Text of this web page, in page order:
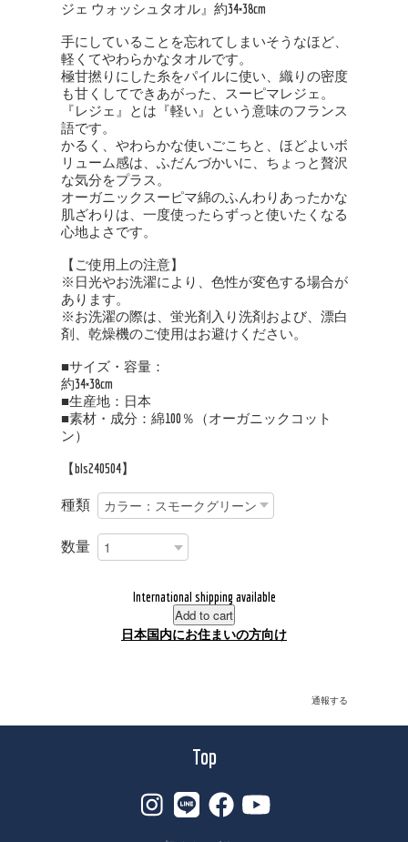
ジェ ウォッシュタオル』約34×38cm
手にしていることを忘れてしまいそうなほど、
軽くてやわらかなタオルです。
極甘撚りにした糸をパイルに使い、織りの密度
も甘くしてできあがった、スーピマレジェ。
『レジェ』とは『軽い』という意味のフランス
語です。
かるく、やわらかな使いごこちと、ほどよいボ
リューム感は、ふだんづかいに、ちょっと贅沢
な気分をプラス。
オーガニックスーピマ綿のふんわりあったかな
肌ざわりは、一度使ったらずっと使いたくなる
心地よさです。
【ご使用上の注意】
※日光やお洗濯により、色性が変色する場合が
あります。
※お洗濯の際は、蛍光剤入り洗剤および、漂白
剤、乾燥機のご使用はお避けください。
■サイズ・容量：
約34×38cm
■生産地：日本
■素材・成分：綿100％（オーガニックコット
ン）
【bls240504】
種類
数量
International shipping available
Add to cart
日本国内にお住まいの方向け
通報する
Top